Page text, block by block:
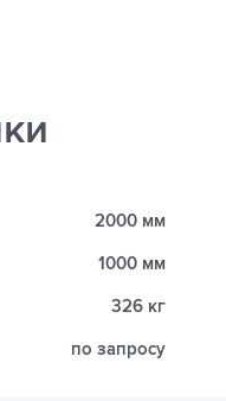
2000 мм
1000 мм
326 кг
по запросу